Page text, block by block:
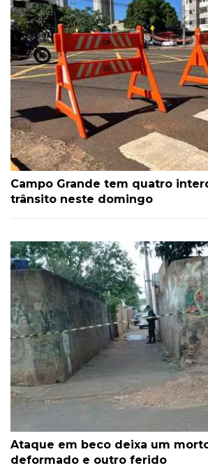
Campo Grande tem quatro
trânsito neste domingo
Ataque em beco deixa um
deformado e outro ferido